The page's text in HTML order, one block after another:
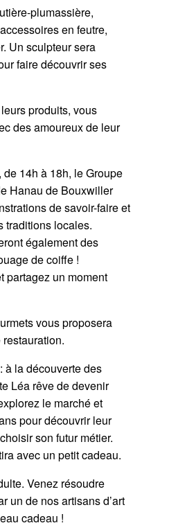
plumassière,
en feutre,
Un sculpteur sera
faire découvrir ses
produits, vous
des amoureux de leur
14h à 18h, le Groupe
Hanau de Bouxwiller
de savoir-faire et
traditions locales.
également des
de coiffe !
partagez un moment
vous proposera
à la découverte des
Léa rêve de devenir
le marché et
pour découvrir leur
son futur métier.
avec un petit cadeau.
Venez résoudre
un de nos artisans d’art
cadeau !